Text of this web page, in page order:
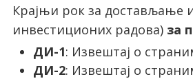
Крајњи рок за достављање
инвестиционих радова) за
ДИ-1: Извештај о
ДИ-2: Извештај о